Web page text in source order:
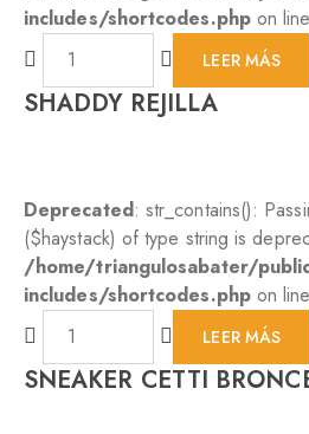
includes/shortcodes.phpon line
LEER MÁS
SHADDY REJILLA
Deprecated: str_contains():
($haystack) of type string is
/home/triangulosabater/
includes/shortcodes.phpon line
LEER MÁS
SNEAKER CETTI